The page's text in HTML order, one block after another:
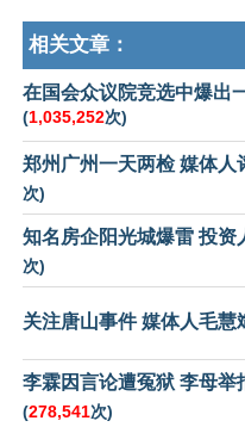
相关文章：
在国会众议院竞选中爆出
(1,035,252次)
郑州广州一天两检 媒体人
次)
知名房企阳光城爆雷 投资
次)
关注唐山事件 媒体人毛慧
李霖因言论遭冤狱 李母举
(278,541次)